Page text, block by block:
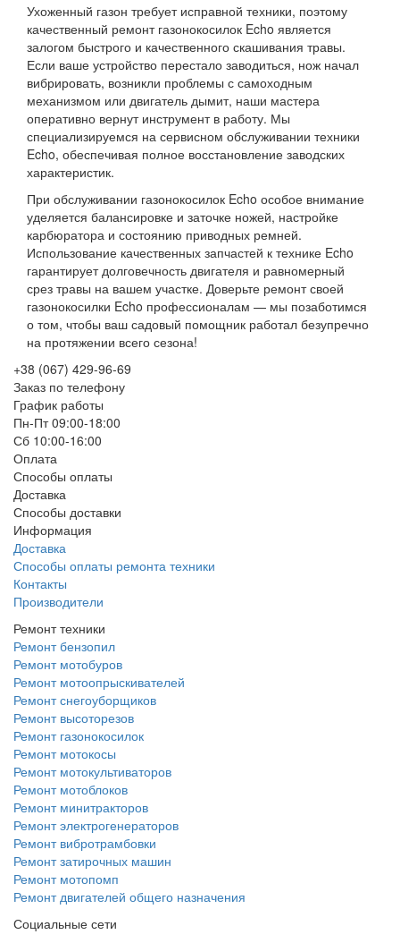
Ухоженный газон требует исправной техники, поэтому
качественный ремонт газонокосилок Echo является
залогом быстрого и качественного скашивания травы.
Если ваше устройство перестало заводиться, нож начал
вибрировать, возникли проблемы с самоходным
механизмом или двигатель дымит, наши мастера
оперативно вернут инструмент в работу. Мы
специализируемся на сервисном обслуживании техники
Echo, обеспечивая полное восстановление заводских
характеристик.
При обслуживании газонокосилок Echo особое внимание
уделяется балансировке и заточке ножей, настройке
карбюратора и состоянию приводных ремней.
Использование качественных запчастей к технике Echo
гарантирует долговечность двигателя и равномерный
срез травы на вашем участке. Доверьте ремонт своей
газонокосилки Echo профессионалам — мы позаботимся
о том, чтобы ваш садовый помощник работал безупречно
на протяжении всего сезона!
+38 (067) 429-96-69
Заказ по телефону
График работы
Пн-Пт 09:00-18:00
Сб 10:00-16:00
Оплата
Способы оплаты
Доставка
Способы доставки
Информация
Доставка
Способы оплаты ремонта техники
Контакты
Производители
Ремонт техники
Ремонт бензопил
Ремонт мотобуров
Ремонт мотоопрыскивателей
Ремонт снегоуборщиков
Ремонт высоторезов
Ремонт газонокосилок
Ремонт мотокосы
Ремонт мотокультиваторов
Ремонт мотоблоков
Ремонт минитракторов
Ремонт электрогенераторов
Ремонт вибротрамбовки
Ремонт затирочных машин
Ремонт мотопомп
Ремонт двигателей общего назначения
Социальные сети